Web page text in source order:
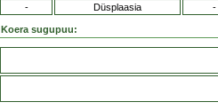
-
Düsplaasia -
Koera sugupuu: